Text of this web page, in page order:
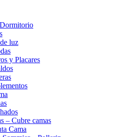
luz
y Placares
– Cubre camas
Cama